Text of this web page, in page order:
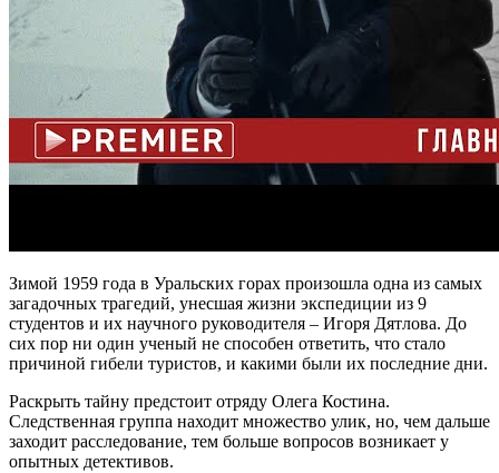
Зимой 1959 года в Уральских горах произошла одна из самых
загадочных трагедий, унесшая жизни экспедиции из 9
студентов и их научного руководителя – Игоря Дятлова. До
сих пор ни один ученый не способен ответить, что стало
причиной гибели туристов, и какими были их последние дни.
Раскрыть тайну предстоит отряду Олега Костина.
Следственная группа находит множество улик, но, чем дальше
заходит расследование, тем больше вопросов возникает у
опытных детективов.